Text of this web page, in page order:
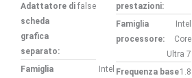
Adattatore di
scheda
grafica
separato:
false
Famiglia
Intel
prestazioni:
Famiglia
processore:
Intel
Core
Ultra 7
Frequenza base1.8